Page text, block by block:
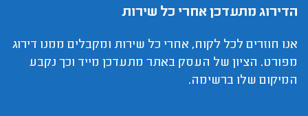
הדירוג מתעדכן אחרי כל שירות
אנו חוזרים לכל לקוח, אחרי כל שירות ומקבלים ממנו דירוג
מפורט. הציון של העסק באתר מתעדכן מייד וכך נקבע
המיקום שלו ברשימה.